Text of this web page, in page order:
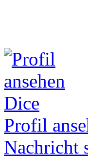
Dice
Profil
Nachricht